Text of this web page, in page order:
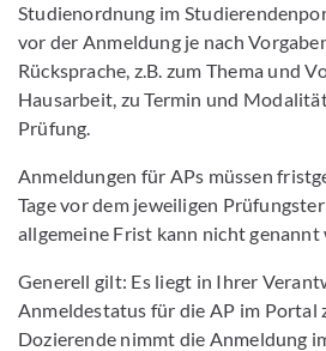
Studienordnung im
vor der Anmeldung je nach
Rücksprache, z.B. zum Thema und
Hausarbeit, zu Termin und
Prüfung.
Anmeldungen für APs müssen
Tage vor dem jeweiligen
allgemeine Frist kann nicht genannt
Generell gilt: Es liegt in Ihrer
Anmeldestatus für die AP im Portal
Dozierende nimmt die Anmeldung